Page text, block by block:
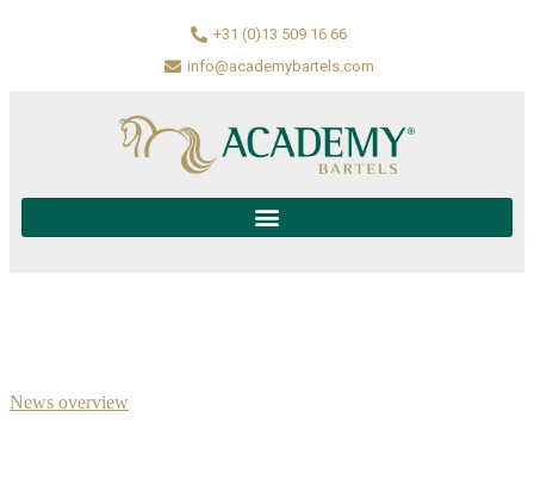
+31 (0)13 509 16 66
info@academybartels.com
News overview